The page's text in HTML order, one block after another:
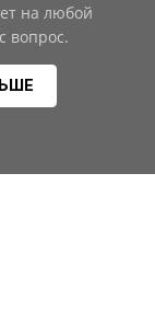
на любой
вопрос.